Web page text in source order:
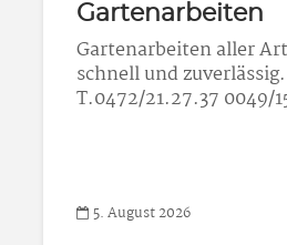
Gartenarbeiten
Gartenarbeiten aller
schnell und zuverlässig.
T.0472/21.27.37 0049/
5. August 2026